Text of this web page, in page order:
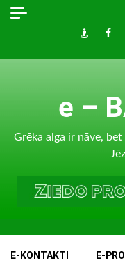
Skip
e –
Grēka alga ir nāve,
E-KONTAKTI E-